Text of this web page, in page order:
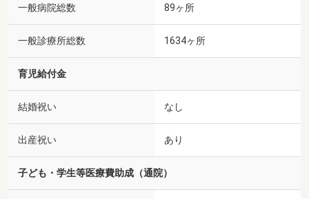
一般病院総数 89ヶ所
一般診療所総数 1634ヶ所
育児給付金
結婚祝い なし
出産祝い あり
子ども・学生等医療費助成（通院）